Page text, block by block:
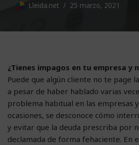
Lleida.net 25 marzo, 2021
¿Tienes impagos en tu empresa y
Puede que algún cliente no te page
a pesar de haber hablado varias
problema habitual en las empresas
ocasiones, se desconoce cómo
y evitar que la deuda prescriba por
declamada de forma fehaciente. En